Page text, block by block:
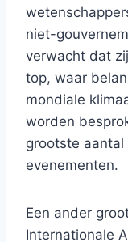
niet-
verwacht dat
top, waar
mondiale
worden
grootste
evenementen.
Een ander
Internationale